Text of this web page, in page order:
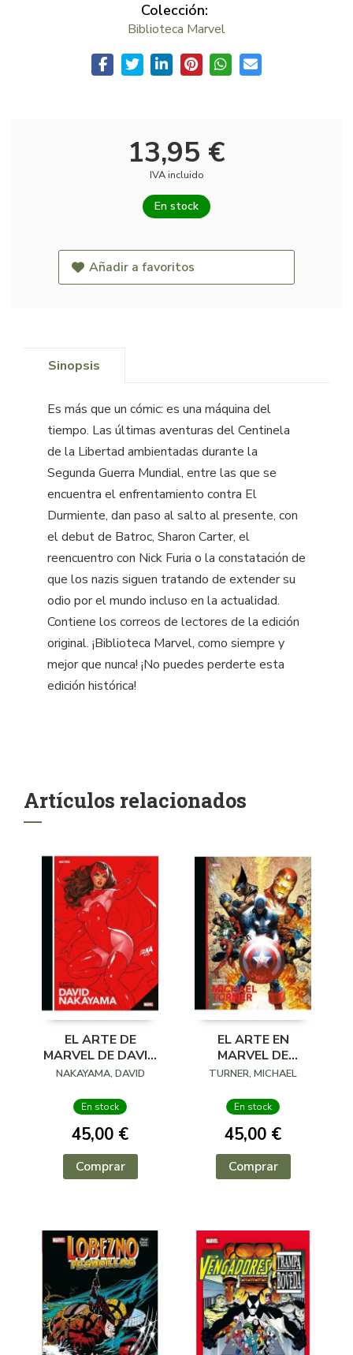
Colección:
Biblioteca Marvel
13,95 €
IVA incluido
En stock
Añadir a favoritos
Sinopsis
Es más que un cómic: es una máquina del
tiempo. Las últimas aventuras del Centinela
de la Libertad ambientadas durante la
Segunda Guerra Mundial, entre las que se
encuentra el enfrentamiento contra El
Durmiente, dan paso al salto al presente, con
el debut de Batroc, Sharon Carter, el
reencuentro con Nick Furia o la constatación de
que los nazis siguen tratando de extender su
odio por el mundo incluso en la actualidad.
Contiene los correos de lectores de la edición
original. ¡Biblioteca Marvel, como siempre y
mejor que nunca! ¡No puedes perderte esta
edición histórica!
Artículos relacionados
EL ARTE DE
MARVEL DE DAVID
NAKAYAMA
NAKAYAMA, DAVID
En stock
45,00 €
Comprar
EL ARTE EN
MARVEL DE
MICHAEL TURNER
TURNER, MICHAEL
En stock
45,00 €
Comprar